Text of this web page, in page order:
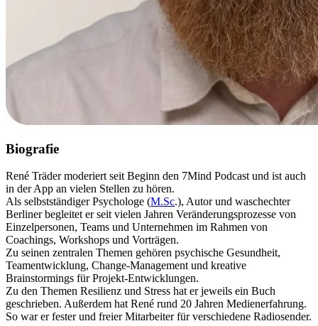
Biografie
René Träder moderiert seit Beginn den 7Mind Podcast und ist auch
in der App an vielen Stellen zu hören.
Als selbstständiger Psychologe (M.Sc.), Autor und waschechter
Berliner begleitet er seit vielen Jahren Veränderungsprozesse von
Einzelpersonen, Teams und Unternehmen im Rahmen von
Coachings, Workshops und Vorträgen.
Zu seinen zentralen Themen gehören psychische Gesundheit,
Teamentwicklung, Change-Management und kreative
Brainstormings für Projekt-Entwicklungen.
Zu den Themen Resilienz und Stress hat er jeweils ein Buch
geschrieben. Außerdem hat René rund 20 Jahren Medienerfahrung.
So war er fester und freier Mitarbeiter für verschiedene Radiosender.